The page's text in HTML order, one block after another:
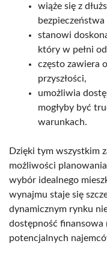
wiąże się z
stanowi
który w pełni
często zawiera
przyszłości,
umożliwia
mogłyby być
warunkach.
Dzięki tym wszystkim
możliwości
wybór idealnego
wynajmu staje się
dynamicznym rynku
dostępność finansowa
potencjalnych